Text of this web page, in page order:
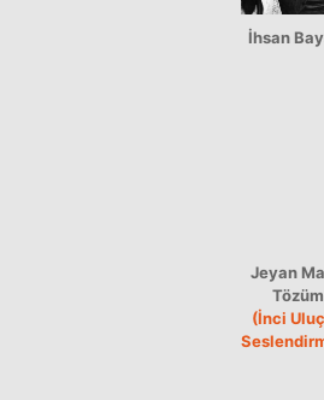
İhsan
Jeyan
Tözüm
(İnci